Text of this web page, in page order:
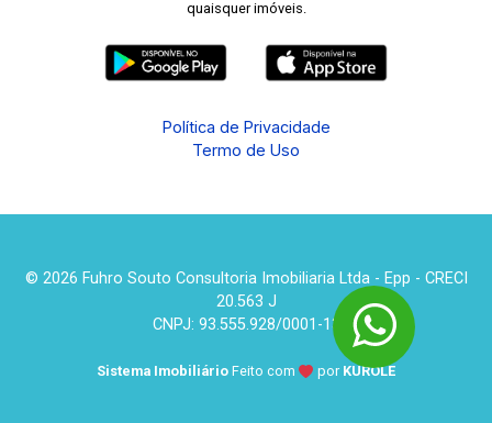
quaisquer imóveis.
Política de Privacidade
Termo de Uso
© 2026 Fuhro Souto Consultoria Imobiliaria Ltda - Epp - CRECI
20.563 J
CNPJ: 93.555.928/0001-13
Sistema Imobiliário Feito com por KUROLE